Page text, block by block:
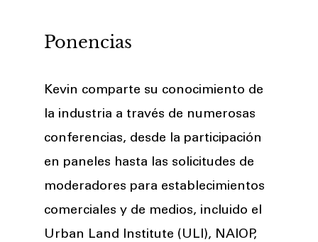
Ponencias
Kevin comparte su conocimiento de
la industria a través de numerosas
conferencias, desde la participación
en paneles hasta las solicitudes de
moderadores para establecimientos
comerciales y de medios, incluido el
Urban Land Institute (ULI), NAIOP,